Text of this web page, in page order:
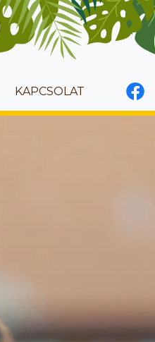
KAPCSOLAT